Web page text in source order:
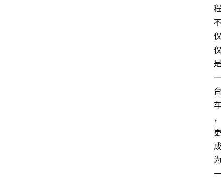
程
不
仅
仅
是
一
台
车
，
更
成
为
一